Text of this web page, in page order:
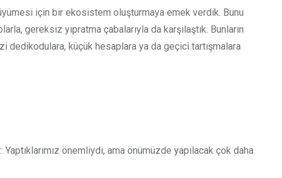
için bir ekosistem oluşturmaya emek verdik. Bunu
gereksiz yıpratma çabalarıyla da karşılaştık. Bunların
dedikodulara, küçük hesaplara ya da geçici tartışmalara
önemliydi, ama önümüzde yapılacak çok daha